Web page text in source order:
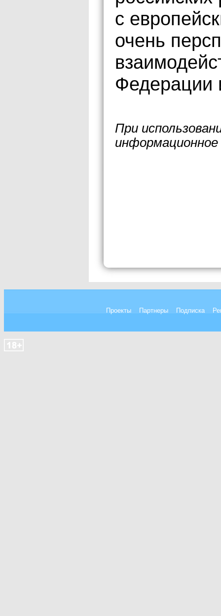
с
очень
Федерации
При
Проекты Партнеры Подписка